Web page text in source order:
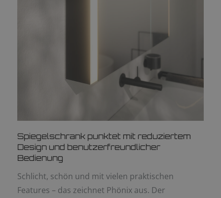
Spiegelschrank punktet mit reduziertem
Design und benutzerfreundlicher
Bedienung
Schlicht, schön und mit vielen praktischen
Features – das zeichnet Phönix aus. Der